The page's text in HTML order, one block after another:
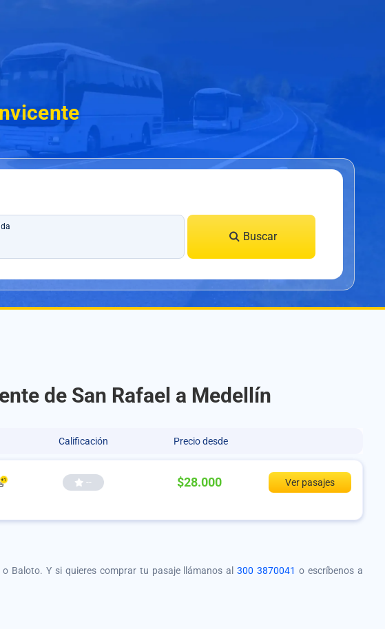
Buscar
de San Rafael a Medellín
Calificación Precio desde
-- $28.000
Ver pasajes
Baloto. Y si quieres comprar tu pasaje llámanos al300 3870041 o escríbenos a